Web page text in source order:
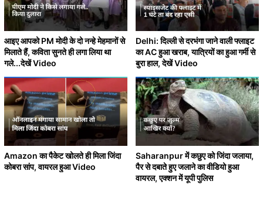
आइए आपको PM मोदी के दो नन्हे मेहमानों से
मिलाते हैं, कविता सुनते ही लगा लिया था
गले...देखें Video
Delhi: दिल्ली से दरभंगा जाने वाली फ्लाइट
का AC हुआ खराब, यात्रियों का हुआ गर्मी से
बुरा हाल, देखें Video
Amazon का पैकेट खोलते ही मिला जिंदा
कोबरा सांप, वायरल हुआ Video
Saharanpur में कछुए को जिंदा जलाया,
पैर से दबाते हुए जलाने का वीडियो हुआ
वायरल, एक्शन में यूपी पुलिस